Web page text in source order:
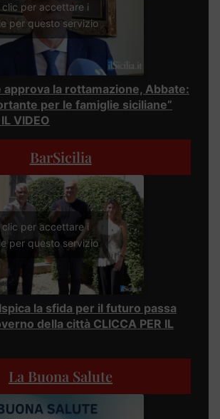
clic per accettare i
per questo servizio
approva la rottamazione, Abbate:
per le famiglie siciliane”
VIDEO
BarSicilia
clic per accettare i
per questo servizio
la sfida per il futuro passa
della città CLICCA PER IL
La Buona Salute